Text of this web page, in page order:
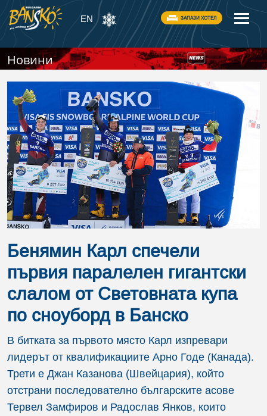
EN ЗАПАЗИ ХОТЕЛ
Новини
Бенямин Карл спечели
първия паралелен гигантски
слалом от Световната купа
по сноуборд в Банско
В битката за първото място Карл изпревари
лидерът от квалификациите Арно Годе (Канада).
Трети е Джан Казанова (Швейцария), който
отстрани последователно българските асове
Тервел Замфиров и Радослав Янков, които